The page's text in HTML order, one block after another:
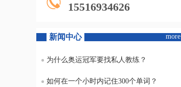
15516934626
新闻中心 more
为什么奥运冠军要找私人教练？
如何在一个小时内记住300个单词？